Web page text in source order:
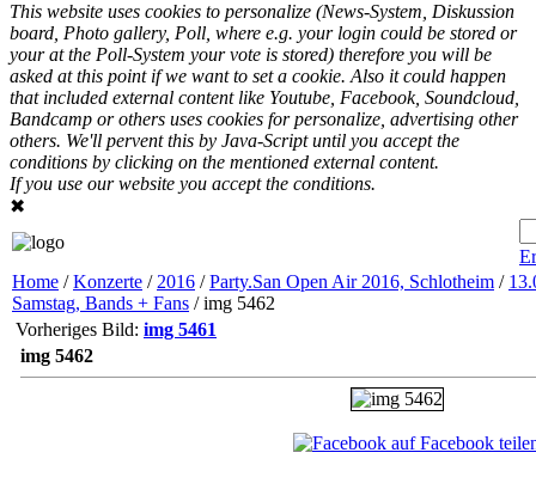
This website uses cookies to personalize (News-System, Diskussion
board, Photo gallery, Poll, where e.g. your login could be stored or
your at the Poll-System your vote is stored) therefore you will be
asked at this point if we want to set a cookie. Also it could happen
that included external content like Youtube, Facebook, Soundcloud,
Bandcamp or others uses cookies for personalize, advertising other
others. We'll pervent this by Java-Script until you accept the
conditions by clicking on the mentioned external content.
If you use our website you accept the conditions.
✖
Home /Konzerte / 2016 /Party.San Open Air 2016, Schlotheim /
Samstag, Bands + Fans / img 5462
Vorheriges Bild: img 5461
img 5462
auf Facebook